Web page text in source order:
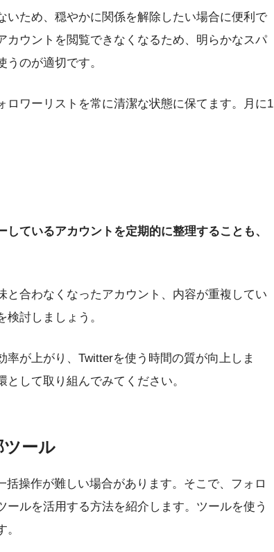
いため、穏やかに関係を解除したい場合に便利で
カウントを閲覧できなくなるため、明らかなスパ
のが適切です。
ロワーリストを常に清潔な状態に保てます。月に1
ているアカウントを定期的に整理することも、
合わなくなったアカウント、内容が重複してい
討しましょう。
が上がり、Twitterを使う時間の質が向上しま
して取り組んでみてください。
ツール
操作が難しい場合があります。そこで、フォロ
ルを活用する方法を紹介します。ツールを使う